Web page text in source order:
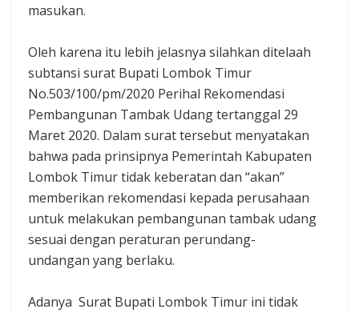
masukan.
Oleh karena itu lebih jelasnya silahkan ditelaah
subtansi surat Bupati Lombok Timur
No.503/100/pm/2020 Perihal Rekomendasi
Pembangunan Tambak Udang tertanggal 29
Maret 2020. Dalam surat tersebut menyatakan
bahwa pada prinsipnya Pemerintah Kabupaten
Lombok Timur tidak keberatan dan “akan”
memberikan rekomendasi kepada perusahaan
untuk melakukan pembangunan tambak udang
sesuai dengan peraturan perundang-
undangan yang berlaku.
Adanya Surat Bupati Lombok Timur ini tidak